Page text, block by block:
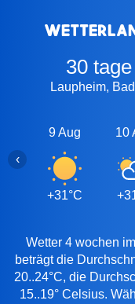
30
Laupheim,
9 Aug
+31°C
10
‹
Wetter 4 wochen
beträgt die
20..24°C, die
15..19° Celsius.